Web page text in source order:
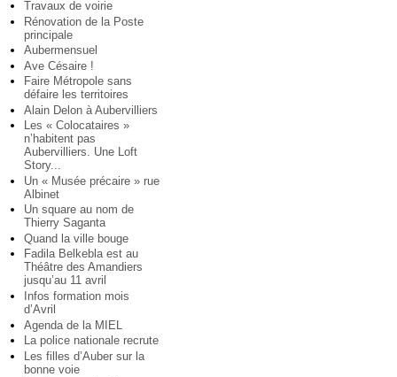
Travaux de voirie
Rénovation de la Poste
principale
Aubermensuel
Ave Césaire !
Faire Métropole sans
défaire les territoires
Alain Delon à Aubervilliers
Les « Colocataires »
n’habitent pas
Aubervilliers. Une Loft
Story...
Un « Musée précaire » rue
Albinet
Un square au nom de
Thierry Saganta
Quand la ville bouge
Fadila Belkebla est au
Théâtre des Amandiers
jusqu’au 11 avril
Infos formation mois
d’Avril
Agenda de la MIEL
La police nationale recrute
Les filles d’Auber sur la
bonne voie